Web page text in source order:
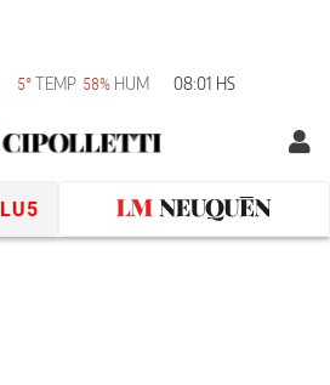
5°TEMP 58% HUM 08:01 HS
LU5